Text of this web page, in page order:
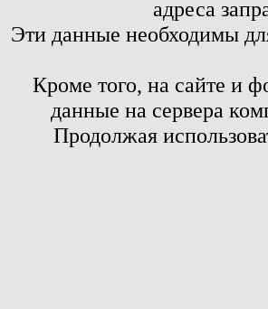
адреса
Эти данные необходимы
Кроме того, на сайте и
данные на сервера
Продолжая